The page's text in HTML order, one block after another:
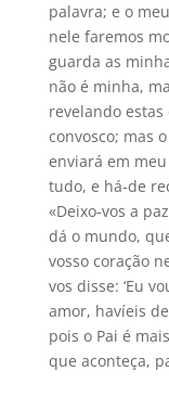
palavra; e o
nele faremos
guarda as
não é minha,
revelando
convosco; mas
enviará em
tudo, e há-de
«Deixo-vos a
dá o mundo,
vosso coração
vos disse: ‘Eu
amor, havíeis
pois o Pai é
que aconteça,